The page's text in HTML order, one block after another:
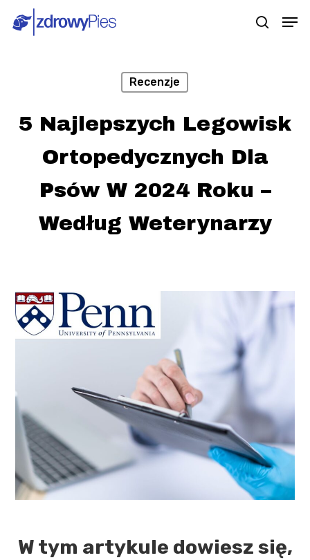
search
Recenzje
5 Najlepszych Legowisk
Ortopedycznych Dla
Psów W 2024 Roku –
Według Weterynarzy
W tym artykule dowiesz się,